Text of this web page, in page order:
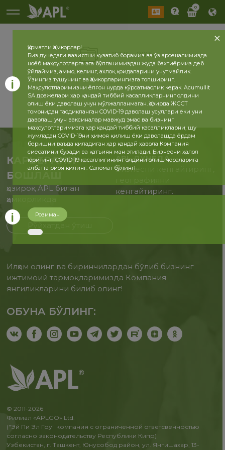
0
2026 2025
КАРЬЕРАНИ
БОШЛАШ
ҳозироқ APL билан
ҳамкорликда
APL ДУНЁДА
Бизнесни кенгайтиринг,
кенгайтиринг.
Илҳом олинг ва биринчилардан бўлиб бизнинг
ижтимоий тармоқларимизда Компания
янгиликларини билиб олинг!
ОБУНА БЎЛИНГ:
© 2011-2026
Филиал «APLGO» Ltd.
("Эй Пи Эл Гоу" компания с ограниченной ответсвенностью
согласно законодательству Республики Кипр)
Узбекистан, г. Ташкент, Юнусобод район, ул. Янгишахар, 13-
Ҳурматли Ҳамкорлар!
Биз дунёдаги вазиятни кузатиб борамиз ва ўз арсеналимизда
ноёб маҳсулотларга эга бўлганимиздан жуда бахтиёрмиз деб
ўйлаймиз, аммо, келинг, ахлоқ қоидаларини унутмайлик.
Ўзингиз тушунинг ва Ҳамкорларингизга топширинг.
Маҳсулотларимизни ёлғон нурда кўрсатмаслик керак. Acumullit
SA дражелари ҳар қандай тиббий касалликларнинг олдини
олиш ёки даволаш учун мўлжалланмаган. Ҳозирда ЖССТ
томонидан тасдиқланган COVID-19 даволаш усуллари ёки уни
даволаш учун ваксиналар мавжуд эмас ва бизнинг
маҳсулотларимизга ҳар қандай тиббий касалликларни, шу
жумладан COVID-19ни ҳимоя қилиш ёки даволашда ёрдам
беришни ваъда қиладиган ҳар қандай ҳавола Компания
сиёсатини бузади ва қатъиян ман этилади. Бизнесни ҳалол
юритинг! COVID-19 касаллигининг олдини олиш чораларига
албатта риоя қилинг. Саломат бўлинг!
Розиман